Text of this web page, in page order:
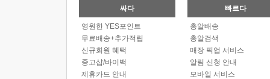
싸다
영원한 YES포인트
무료배송+추가적립
신규회원 혜택
중고샵/바이백
제휴카드 안내
빠르다
총알배송
총알검색
매장 픽업 서비스
알림 신청 안내
모바일 서비스